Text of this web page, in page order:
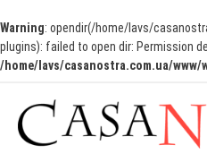
Warning: opendir(/home/lavs/
plugins): failed to open dir: Permission
/home/lavs/casanostra.com.ua/